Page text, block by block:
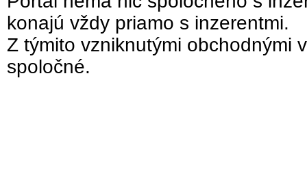
konajú vždy priamo s inzerentmi.
Z týmito vzniknutými obchodnými
spoločné.